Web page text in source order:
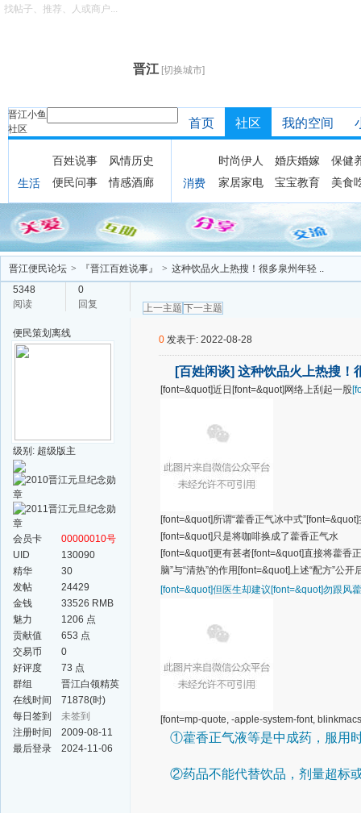
晋江 [切换城市]
晋江小鱼
社区
找帖子、推荐、人或商户...
首页 社区 我的空间
生活
百姓说事
风情历史
便民问事
情感酒廊 消费
时尚伊人 婚庆婚嫁
保健
家居家电
宝宝教育 美食
晋江便民论坛 > 『晋江百姓说事』 > 这种饮品火上热搜！很多泉州年轻 ..
5348
阅读
0
回复
上一主题 下一主题
便民策划 离线
级别: 超级版主
会员卡
00000010号
UID
130090
精华
30
发帖
24429
金钱
33526 RMB
魅力
1206 点
贡献值
653 点
交易币
0
好评度
73 点
群组
晋江白领精英
群
在线时间
71878(时)
每日签到
未签到
注册时间
2009-08-11
最后登录
2024-11-06
0 发表于: 2022-08-28
[百姓闲谈] 这种饮品火上热搜
[font=&quot]近日[font=&quot]网络上刮起一股
[font=&quot]所谓“藿香正气冰中式
[font=&quot]只是将咖啡换成了藿香正气水
[font=&quot]更有甚者[font=&quot]直接将藿香
脑”与“清热”的作用[font=&quot]上述“配方”公
[font=&quot]但医生却建议[font=&quot]勿跟风
[font=mp-quote, -apple-system-font,
①藿香正气液等是中成药，服用
②药品不能代替饮品，剂量超标